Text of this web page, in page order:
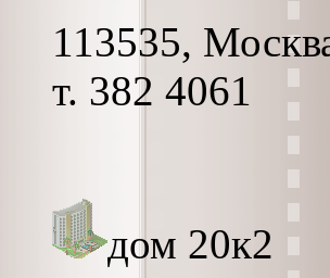
113535,
т. 382 4061
дом 20к2